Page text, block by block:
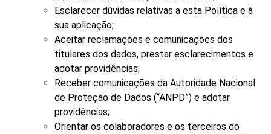
Esclarecer dúvidas relativas a esta Política e à
sua aplicação;
Aceitar reclamações e comunicações dos
titulares dos dados, prestar esclarecimentos e
adotar providências;
Receber comunicações da Autoridade Nacional
de Proteção de Dados (“ANPD”) e adotar
providências;
Orientar os colaboradores e os terceiros do